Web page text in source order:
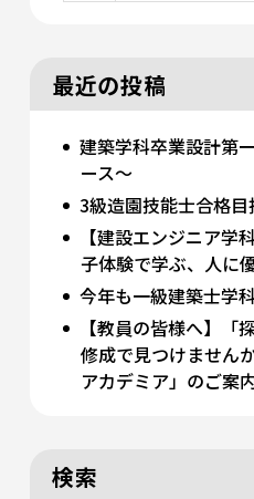
最近の投稿
建築学科卒業設計第
ース～
3級造園技能士合格目
【建設エンジニア学
子体験で学ぶ、人に
今年も一級建築士学
【教員の皆様へ】「
修成で見つけません
アカデミア」のご案
検索